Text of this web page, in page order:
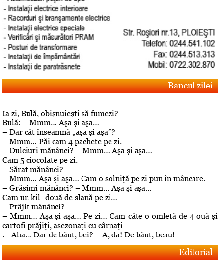
Bancul zilei
Ia zi, Bulă, obişnuieşti să fumezi?
Bulă: – Mmm… Aşa şi aşa…
– Dar cât înseamnă „aşa şi aşa”?
– Mmm… Păi cam 4 pachete pe zi.
– Dulciuri mănânci? – Mmm… Aşa şi aşa…
Cam 5 ciocolate pe zi.
– Sărat mănânci?
– Mmm… Aşa şi aşa… Cam o solniţă pe zi pun în mâncare.
– Grăsimi mănânci? – Mmm… Aşa şi aşa…
Cam un kil- două de slană pe zi…
– Prăjit mănânci?
– Mmm… Aşa şi aşa… Pe zi… Cam câte o omletă de 4 ouă şi
cartofi prăjiţi, asezonaţi cu cârnaţi
.– Aha… Dar de băut, bei? – A, da! De băut, beau!
Editorial